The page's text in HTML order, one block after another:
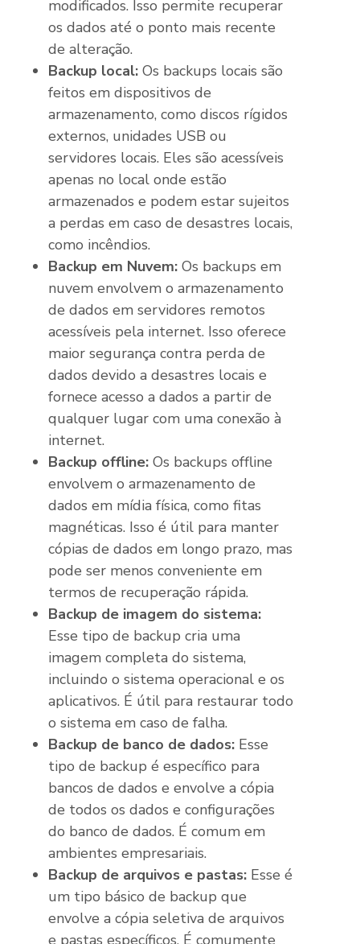
modificados. Isso permite recuperar
os dados até o ponto mais recente
de alteração.
Backup local: Os backups locais são
feitos em dispositivos de
armazenamento, como discos rígidos
externos, unidades USB ou
servidores locais. Eles são acessíveis
apenas no local onde estão
armazenados e podem estar sujeitos
a perdas em caso de desastres locais,
como incêndios.
Backup em Nuvem: Os backups em
nuvem envolvem o armazenamento
de dados em servidores remotos
acessíveis pela internet. Isso oferece
maior segurança contra perda de
dados devido a desastres locais e
fornece acesso a dados a partir de
qualquer lugar com uma conexão à
internet.
Backup offline: Os backups offline
envolvem o armazenamento de
dados em mídia física, como fitas
magnéticas. Isso é útil para manter
cópias de dados em longo prazo, mas
pode ser menos conveniente em
termos de recuperação rápida.
Backup de imagem do sistema:
Esse tipo de backup cria uma
imagem completa do sistema,
incluindo o sistema operacional e os
aplicativos. É útil para restaurar todo
o sistema em caso de falha.
Backup de banco de dados: Esse
tipo de backup é específico para
bancos de dados e envolve a cópia
de todos os dados e configurações
do banco de dados. É comum em
ambientes empresariais.
Backup de arquivos e pastas: Esse é
um tipo básico de backup que
envolve a cópia seletiva de arquivos
e pastas específicos. É comumente